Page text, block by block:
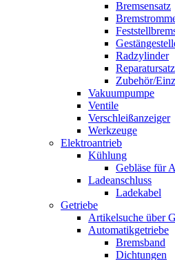
Bremsensatz
Radzylinder
Reparatursatz
Zubehör/
Vakuumpumpe
Ventile
Verschleißanzeiger
Werkzeuge
Elektroantrieb
Kühlung
Gebläse für
Ladeanschluss
Ladekabel
Getriebe
Artikelsuche über
Automatikgetriebe
Bremsband
Dichtungen